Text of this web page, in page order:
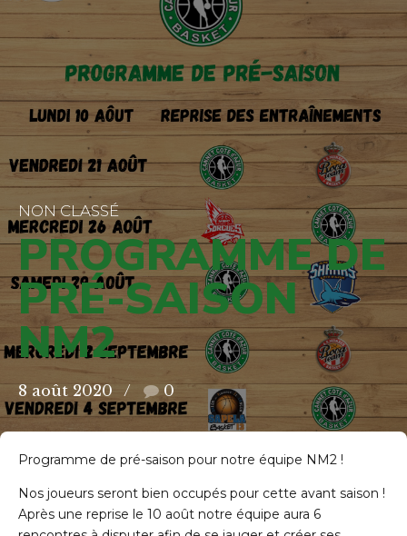
NON CLASSÉ
PROGRAMME DE
PRÉ-SAISON
NM2
8 août 2020 0
Programme de pré-saison pour notre équipe NM2 !
Nos joueurs seront bien occupés pour cette avant saison !
Après une reprise le 10 août notre équipe aura 6